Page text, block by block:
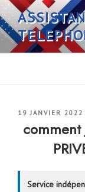
Aller
au
contenu
principal
PUBLIÉ
19 JANVIER 2022
comment
Service